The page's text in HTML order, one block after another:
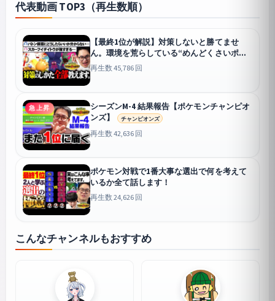
代表動画 TOP3（再生数順）
【最終1位が解説】対策しないと勝てませ
ん。環境を荒らしている“めんどくさいポケ
モン”の倒し方教えます【第2弾】【イダイト
ウを倒したい！】
再生数 45,786 回
急上昇
シーズンM-4 結果報告【ポケモンチャンピオ
ンズ】
チャンピオンズ
再生数 42,636 回
ポケモン対戦で1番大事な選出で何を考えて
いるか全て話します！
再生数 24,626 回
こんなチャンネルもおすすめ